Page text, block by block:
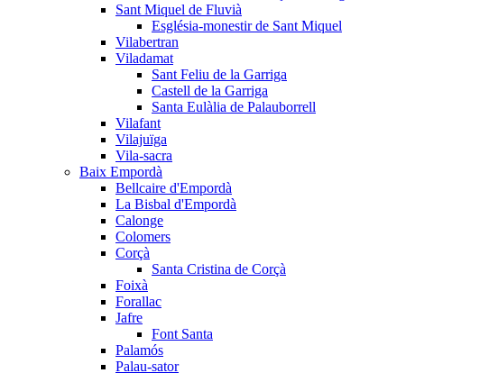
Sant Miquel de Fluvià
Església-monestir de Sant Miquel
Vilabertran
Viladamat
Sant Feliu de la Garriga
Castell de la Garriga
Santa Eulàlia de Palauborrell
Vilafant
Vilajuïga
Vila-sacra
Baix Empordà
Bellcaire d'Empordà
La Bisbal d'Empordà
Calonge
Colomers
Corçà
Santa Cristina de Corçà
Foixà
Forallac
Jafre
Font Santa
Palamós
Palau-sator